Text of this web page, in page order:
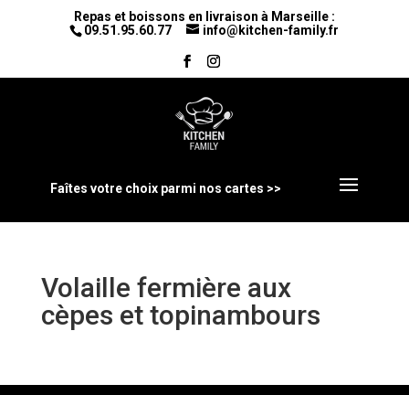
Repas et boissons en livraison à Marseille :
09.51.95.60.77
info@kitchen-family.fr
Faîtes votre choix parmi nos cartes >>
Volaille fermière aux
cèpes et topinambours